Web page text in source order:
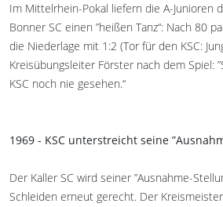
Im Mittelrhein-Pokal liefern die A-Junioren
Bonner SC einen ”heißen Tanz“: Nach 80
die Niederlage mit 1:2 (Tor für den KSC:
Kreisübungsleiter Förster nach dem Spiel:
KSC noch nie gesehen.“
1969 - KSC unterstreicht seine
Der Kaller SC wird seiner ”Ausnahme-
Schleiden erneut gerecht. Der